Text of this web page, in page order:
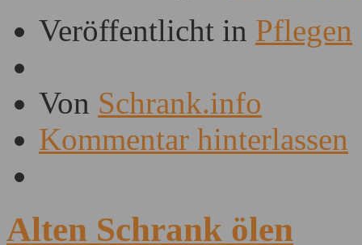
Veröffentlicht in Pflegen
Von Schrank.info
Kommentar hinterlassen
Alten Schrank ölen